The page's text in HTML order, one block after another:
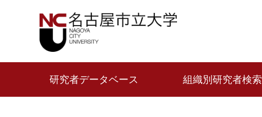
研究者データベース 組織別研究者検索